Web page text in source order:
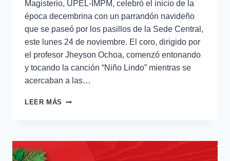
Magisterio, UPEL-IMPM, celebró el inicio de la
época decembrina con un parrandón navideño
que se paseó por los pasillos de la Sede Central,
este lunes 24 de noviembre. El coro, dirigido por
el profesor Jheyson Ochoa, comenzó entonando
y tocando la canción “Niño Lindo” mientras se
acercaban a las…
LEER MÁS